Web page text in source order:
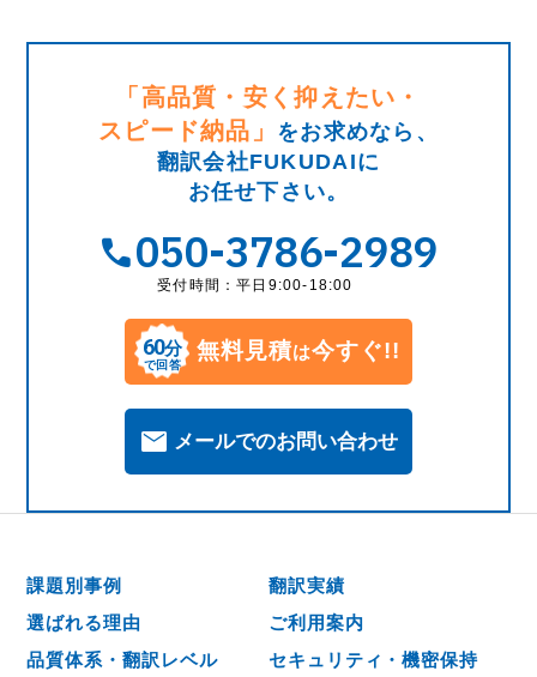
「高品質・安く抑えたい・
スピード納品」 をお求めなら、
翻訳会社FUKUDAIに
お任せ下さい。
050-3786-2989
受付時間：平日9:00-18:00
60分
で回答
無料見積は今すぐ!!
メールでのお問い合わせ
課題別事例
翻訳実績
選ばれる理由
ご利用案内
品質体系・翻訳レベル
セキュリティ・機密保持